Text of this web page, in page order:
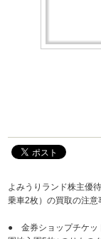
よみうりランド株主優
乗車2枚）の買取の注意
● 金券ショップチケッ